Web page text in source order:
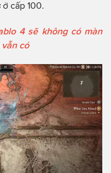
ở cấp 100.
4 sẽ không có màn
có